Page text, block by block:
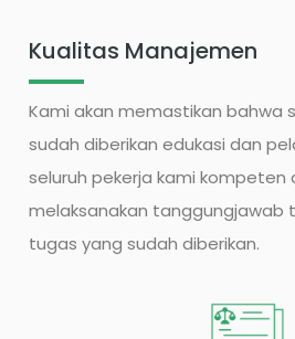
Kualitas Manajemen
Kami akan memastikan bahwa
sudah diberikan edukasi dan
seluruh pekerja kami kompeten
melaksanakan tanggungjawab
tugas yang sudah diberikan.